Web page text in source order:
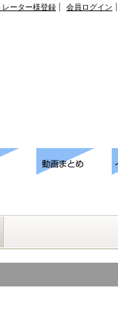
レーター様登録 会員ログイン